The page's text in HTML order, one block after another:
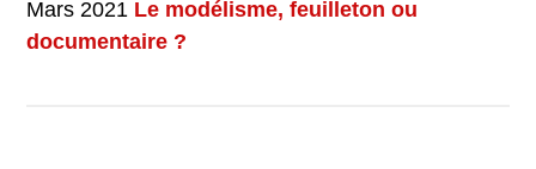
Mars 2021 Le modélisme, feuilleton ou
documentaire ?